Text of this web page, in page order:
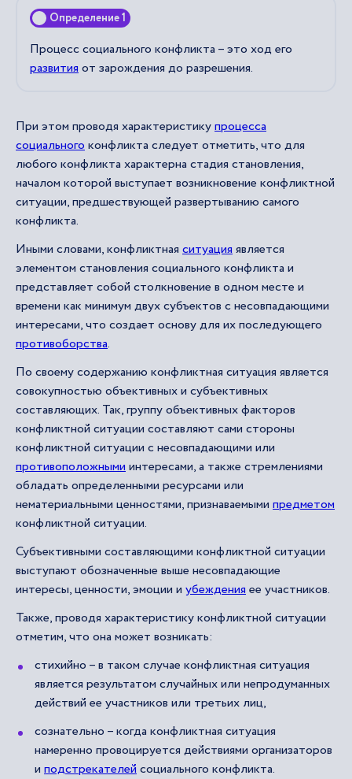
Определение 1
Процесс социального конфликта – это ход его
развитияот зарождения до разрешения.
При этом проводя характеристикупроцесса
социальногоконфликта следует отметить, что для
любого конфликта характерна стадия становления,
началом которой выступает возникновение конфликтной
ситуации, предшествующей развертыванию самого
конфликта.
Иными словами, конфликтная ситуацияявляется
элементом становления социального конфликта и
представляет собой столкновение в одном месте и
времени как минимум двух субъектов с несовпадающими
интересами, что создает основу для их последующего
противоборства.
По своему содержанию конфликтная ситуация является
совокупностью объективных и субъективных
составляющих. Так, группу объективных факторов
конфликтной ситуации составляют сами стороны
конфликтной ситуации с несовпадающими или
противоположнымиинтересами, а также стремлениями
обладать определенными ресурсами или
нематериальными ценностями, признаваемыми предметом
конфликтной ситуации.
Субъективными составляющими конфликтной ситуации
выступают обозначенные выше несовпадающие
интересы, ценности, эмоции и убежденияее участников.
Также, проводя характеристику конфликтной ситуации
отметим, что она может возникать:
стихийно – в таком случае конфликтная ситуация
является результатом случайных или непродуманных
действий ее участников или третьих лиц,
сознательно – когда конфликтная ситуация
намеренно провоцируется действиями организаторов
и подстрекателейсоциального конфликта.